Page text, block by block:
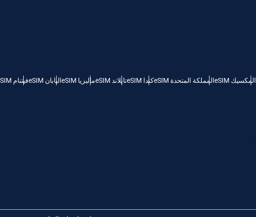
المكسيك eSIM المملكة المتحدة eSIM كندا eSIM تايلاند eSIM ماليزيا eSIM اليابان eSIM فيتنام eSIM 简体中文